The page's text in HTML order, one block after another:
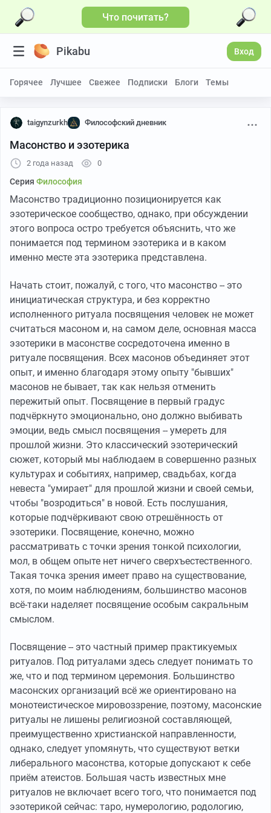
Что почитать?
Pikabu Вход
Горячее Лучшее Свежее Подписки Блоги Темы
taigynzurkh Философский дневник
Масонство и эзотерика
2 года назад 0
Серия Философия
Масонство традиционно позиционируется как
эзотерическое сообщество, однако, при обсуждении
этого вопроса остро требуется объяснить, что же
понимается под термином эзотерика и в каком
именно месте эта эзотерика представлена.
Начать стоит, пожалуй, с того, что масонство -- это
инициатическая структура, и без корректно
исполненного ритуала посвящения человек не может
считаться масоном и, на самом деле, основная масса
эзотерики в масонстве сосредоточена именно в
ритуале посвящения. Всех масонов объединяет этот
опыт, и именно благодаря этому опыту "бывших"
масонов не бывает, так как нельзя отменить
пережитый опыт. Посвящение в первый градус
подчёркнуто эмоционально, оно должно выбивать
эмоции, ведь смысл посвящения -- умереть для
прошлой жизни. Это классический эзотерический
сюжет, который мы наблюдаем в совершенно разных
культурах и событиях, например, свадьбах, когда
невеста "умирает" для прошлой жизни и своей семьи,
чтобы "возродиться" в новой. Есть послушания,
которые подчёркивают свою отрешённость от
эзотерики. Посвящение, конечно, можно
рассматривать с точки зрения тонкой психологии,
мол, в общем опыте нет ничего сверхъестественного.
Такая точка зрения имеет право на существование,
хотя, по моим наблюдениям, большинство масонов
всё-таки наделяет посвящение особым сакральным
смыслом.
Посвящение -- это частный пример практикуемых
ритуалов. Под ритуалами здесь следует понимать то
же, что и под термином церемония. Большинство
масонских организаций всё же ориентировано на
монотеистическое мировоззрение, поэтому, масонские
ритуалы не лишены религиозной составляющей,
преимущественно христианской направленности,
однако, следует упомянуть, что существуют ветки
либерального масонства, которые допускают к себе
приём атеистов. Большая часть известных мне
ритуалов не включает всего того, что понимается под
эзотерикой сейчас: таро, нумерологию, родологию,